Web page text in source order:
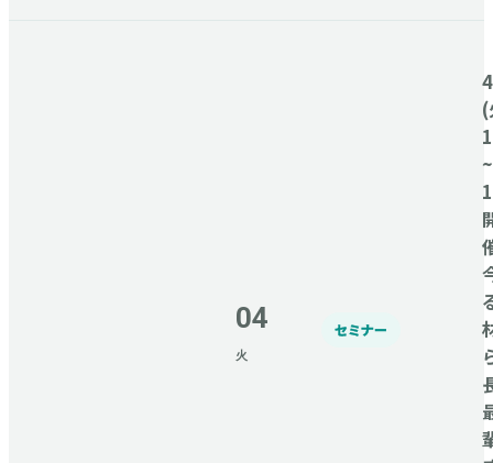
04
火
セミナー
~